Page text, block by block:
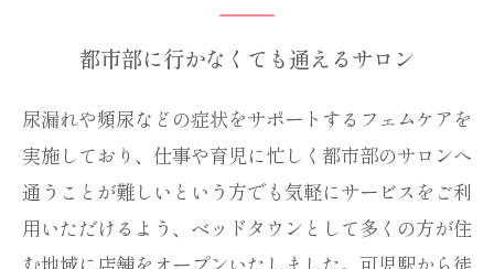
都市部に行かなくても通えるサロン
尿漏れや頻尿などの症状をサポートするフェムケアを
実施しており、仕事や育児に忙しく都市部のサロンへ
通うことが難しいという方でも気軽にサービスをご利
用いただけるよう、ベッドタウンとして多くの方が住